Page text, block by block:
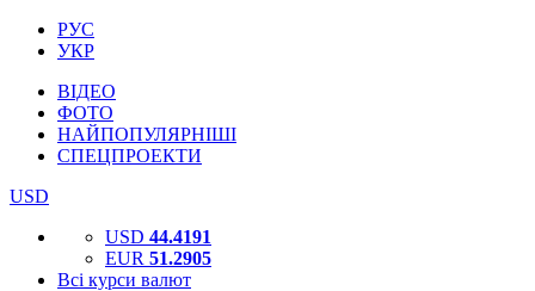
РУС
УКР
ВІДЕО
ФОТО
НАЙПОПУЛЯРНІШІ
СПЕЦПРОЕКТИ
USD
USD 44.4191
EUR 51.2905
Всі курси валют